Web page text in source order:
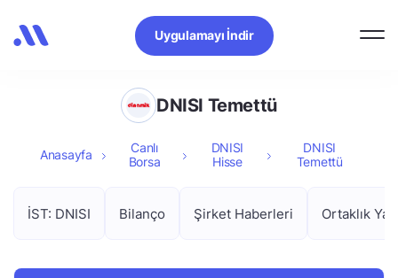
Uygulamayı İndir
DNISI Temettü
Anasayfa
Canlı
Borsa
DNISI
Hisse
DNISI
Temettü
İST: DNISI Bilanço Şirket Haberleri Ortaklık